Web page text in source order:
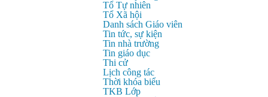
Tổ Tự nhiên
Tổ Xã hội
Danh sách Giáo viên
Tin tức, sự kiện
Tin nhà trường
Tin giáo dục
Thi cử
Lịch công tác
Thời khóa biểu
TKB Lớp